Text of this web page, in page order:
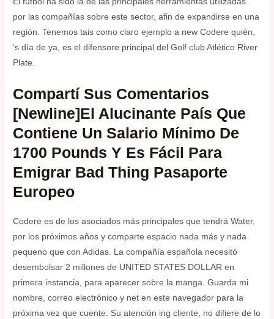
por las compañías sobre este sector, afin de expandirse en una
región. Tenemos tais como claro ejemplo a new Codere quién,
‘s día de ya, es el difensore principal del Golf club Atlético River
Plate.
Compartí Sus Comentarios
[newline]el Alucinante País Que
Contiene Un Salario Mínimo De
1700 Pounds Y Es Fácil Para
Emigrar Bad Thing Pasaporte
Europeo
Codere es de los asociados más principales que tendrá Water,
por los próximos años y comparte espacio nada más y nada
pequeno que con Adidas. La compañía española necesitó
desembolsar 2 millones de UNITED STATES DOLLAR en
primera instancia, para aparecer sobre la manga. Guarda mi
nombre, correo electrónico y net en este navegador para la
próxima vez que cuente. Su atención ing cliente, no difiere de lo